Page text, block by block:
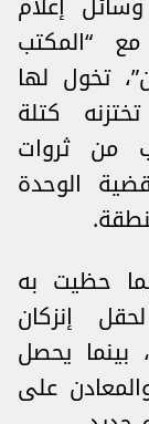
“المكتب
تخول لها
كتلة
من ثروات
الوحدة
حظيت به
إنزكان
بينما يحصل
على